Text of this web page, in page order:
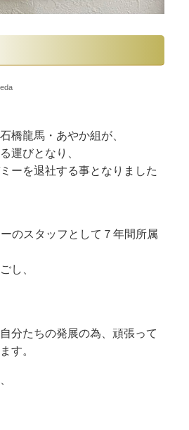
橋龍馬・あやか組が、
運びとなり、
ーを退社する事となりました
のスタッフとして７年間所属
し、
分たちの発展の為、頑張って
す。